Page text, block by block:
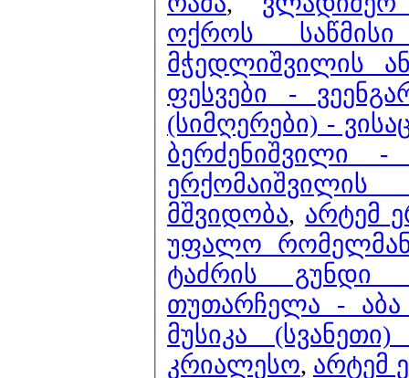
ოქროს
მჭედლიშვილის
ფესვები -
(სიმღერები) -
ბერძენიშვილი
მშვიდობა, არტემ
უფალო
ტაძრის გუნდი
თუთარჩელა - აბა
მუსიკა
კრიალესო, არტემ